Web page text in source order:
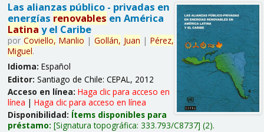
Las alianzas público - privadas en
energías renovables en América
Latina y el Caribe
por Coviello, Manlio | Gollán, Juan | Pérez,
Miguel.
Idioma: Español
Editor: Santiago de Chile: CEPAL, 2012
Acceso en línea: Haga clic para acceso en
línea | Haga clic para acceso en línea
Disponibilidad: Ítems disponibles para
préstamo: Signatura topográfica: 333.793/C8737 (2).